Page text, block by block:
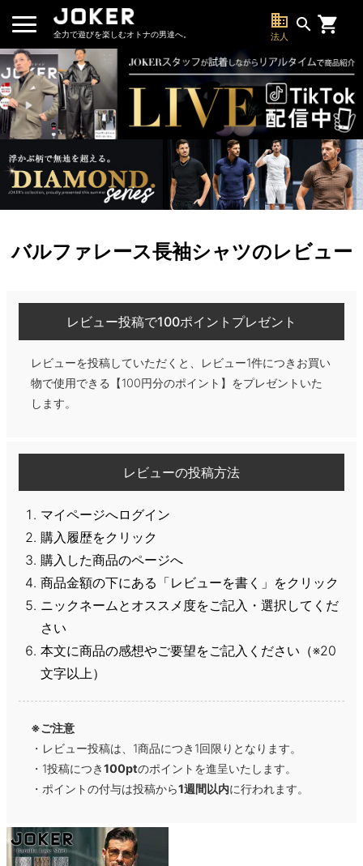
全力で遊びを楽しむオトナの男達へ。
business
法人
search
バルファレース長袖シャツのレビュー
レビュー投稿で100ポイントプレゼント
レビューを投稿していただくと、レビュー1件につきお買い
物で使用できる【100円分のポイント】をプレゼントいた
します。
レビューの投稿方法
マイページへログイン
購入履歴をクリック
購入した商品のページへ
商品金額の下にある「レビューを書く」をクリック
ニックネームとオススメ度をご記入・選択してくだ
さい
本文に商品の感想やご要望をご記入ください（※20
文字以上）
※ご注意
・レビュー投稿は、1商品につき1回限りとなります。
・1投稿につき100ptのポイントを進呈いたします。
・ポイントの付与は投稿から1週間以内に行われます。